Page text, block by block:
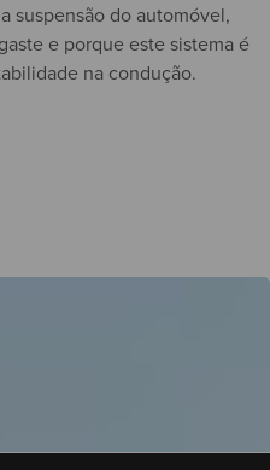
suspensão do automóvel,
e porque este sistema é
na condução.